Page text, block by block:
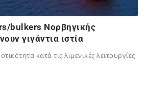
bulkers Νορβηγικής
γιγάντια ιστία
κατά τις λιμενικές λειτουργίες